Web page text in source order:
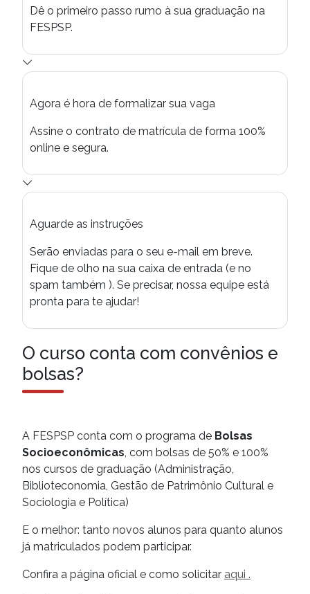
Dê o primeiro passo rumo à sua graduação na
FESPSP.
Agora é hora de formalizar sua vaga
Assine o contrato de matrícula de forma 100%
online e segura.
Aguarde as instruções
Serão enviadas para o seu e-mail em breve.
Fique de olho na sua caixa de entrada (e no
spam também ). Se precisar, nossa equipe está
pronta para te ajudar!
O curso conta com convênios e
bolsas?
A FESPSP conta com o programa de Bolsas
Socioeconômicas , com bolsas de 50% e 100%
nos cursos de graduação (Administração,
Biblioteconomia, Gestão de Patrimônio Cultural e
Sociologia e Política)
E o melhor: tanto novos alunos para quanto alunos
já matriculados podem participar.
Confira a página oficial e como solicitar aqui .